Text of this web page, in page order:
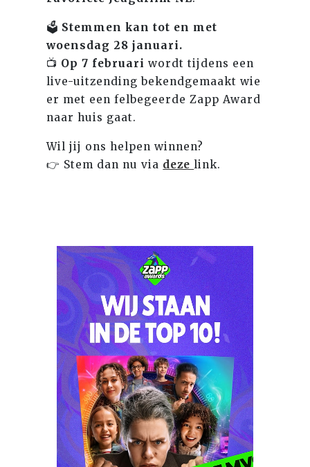
🗳️ Stemmen kan tot en met
woensdag 28 januari.
📺 Op 7 februari wordt tijdens een
live-uitzending bekendgemaakt wie
er met een felbegeerde Zapp Award
naar huis gaat.
Wil jij ons helpen winnen?
👉 Stem dan nu via dezelink.